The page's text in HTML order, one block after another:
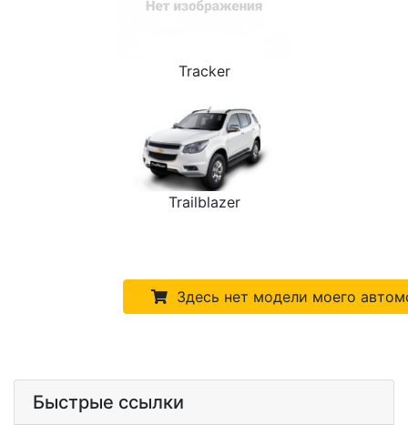
Tracker
Trailblazer
Здесь нет модели моего
Быстрые ссылки